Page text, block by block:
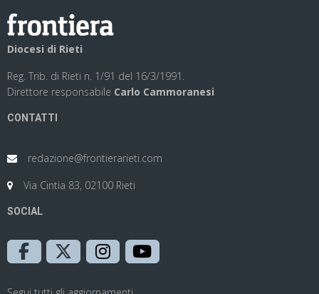
Diocesi di Rieti
Reg. Trib. di Rieti n. 1/91 del 16/3/1991.
Direttore responsabile Carlo Cammoranesi
CONTATTI
redazione@frontierarieti.com
Via Cintia 83, 02100 Rieti
SOCIAL